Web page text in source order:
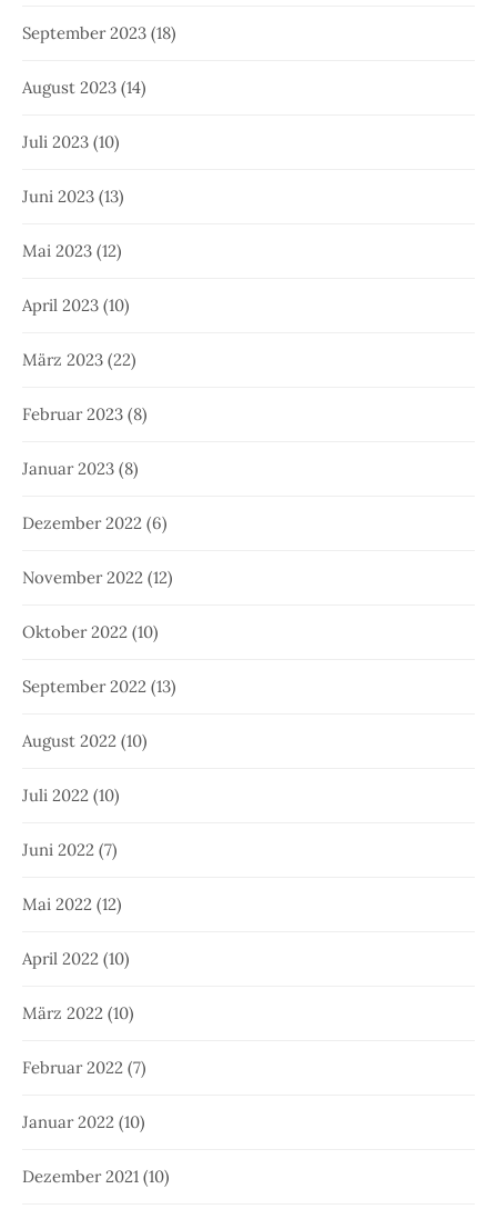
September 2023 (18)
August 2023 (14)
Juli 2023 (10)
Juni 2023 (13)
Mai 2023 (12)
April 2023 (10)
März 2023 (22)
Februar 2023 (8)
Januar 2023 (8)
Dezember 2022 (6)
November 2022 (12)
Oktober 2022 (10)
September 2022 (13)
August 2022 (10)
Juli 2022 (10)
Juni 2022 (7)
Mai 2022 (12)
April 2022 (10)
März 2022 (10)
Februar 2022 (7)
Januar 2022 (10)
Dezember 2021 (10)